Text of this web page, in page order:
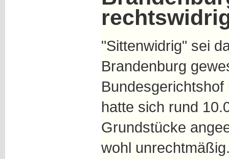
"Sittenwidrig" sei
Brandenburg
hatte sich rund
Grundstücke
wohl